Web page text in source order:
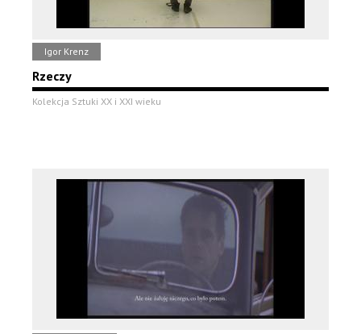
Igor Krenz
Rzeczy
Kolekcja Sztuki XX i XXI wieku